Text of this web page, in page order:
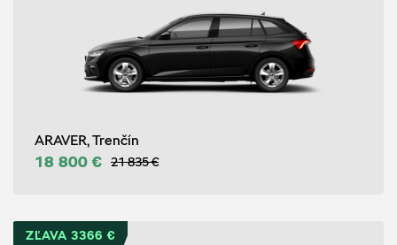
ARAVER, Trenčín
18 800 € 21 835 €
ZĽAVA 3366 €